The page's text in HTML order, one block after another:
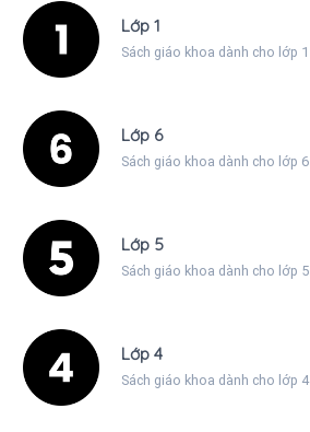
Lớp 1
Sách giáo khoa dành cho lớp 1
Lớp 6
Sách giáo khoa dành cho lớp 6
Lớp 5
Sách giáo khoa dành cho lớp 5
Lớp 4
Sách giáo khoa dành cho lớp 4